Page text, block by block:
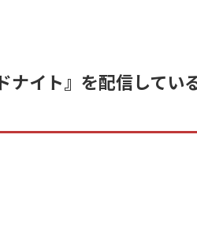
ナイト』を配信してい